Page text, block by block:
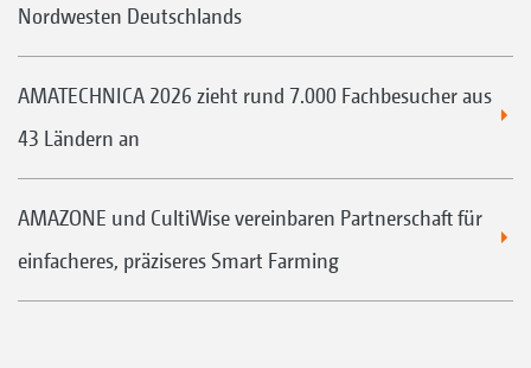
Nordwesten Deutschlands
AMATECHNICA 2026 zieht rund 7.000 Fachbesucher aus
43 Ländern an
AMAZONE und CultiWise vereinbaren Partnerschaft für
einfacheres, präziseres Smart Farming